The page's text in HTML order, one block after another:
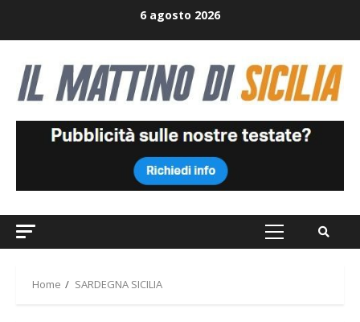
6 agosto 2026
Primary
Home SARDEGNA SICILIA